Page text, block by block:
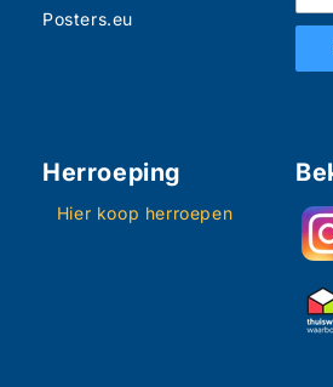
Posters.eu
Herroeping
Hier koop herroepen